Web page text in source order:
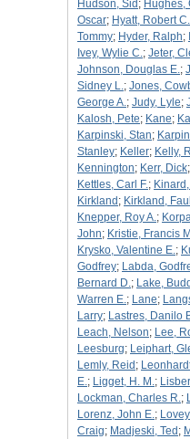
Hudson, Sid ; Hughes,
Oscar; Hyatt, Robert C.
Tommy; Hyder, Ralph;
Ivey, Wylie C.; Jeter,
Johnson, Douglas E.;
Sidney L.; Jones,
George A.; Judy, Lyle;
Kalosh, Pete; Kane;
Karpinski, Stan;
Stanley; Keller; Kelly,
Kennington; Kerr, Dick;
Kettles, Carl F.;
Kirkland ; Kirkland,
Knepper, Roy A.;
John; Kristie, Francis
Krysko, Valentine E.;
Godfrey; Labda,
Bernard D.; Lake,
Warren E.; Lane;
Larry; Lastres, Danilo
Leach, Nelson; Lee,
Leesburg; Leiphart,
Lemly, Reid ;
E.; Ligget, H. M.;
Lockman, Charles R.;
Lorenz, John E.;
Craig; Madjeski, Ted ;